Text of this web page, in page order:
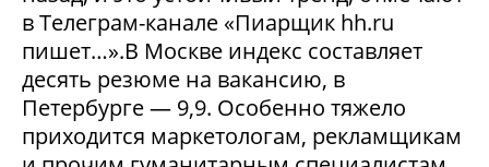
в Телеграм-канале «Пиарщик hh.ru
пишет…».В Москве индекс составляет
десять резюме на вакансию, в
Петербурге — 9,9. Особенно тяжело
приходится маркетологам, рекламщикам